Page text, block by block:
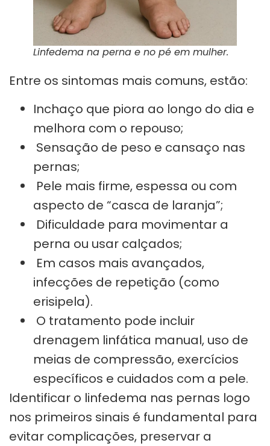
Linfedema na perna e no pé em mulher.
Entre os sintomas mais comuns, estão:
Inchaço que piora ao longo do dia e
melhora com o repouso;
Sensação de peso e cansaço nas
pernas;
Pele mais firme, espessa ou com
aspecto de “casca de laranja”;
Dificuldade para movimentar a
perna ou usar calçados;
Em casos mais avançados,
infecções de repetição (como
erisipela).
O tratamento pode incluir
drenagem linfática manual, uso de
meias de compressão, exercícios
específicos e cuidados com a pele.
Identificar o linfedema nas pernas logo
nos primeiros sinais é fundamental para
evitar complicações, preservar a